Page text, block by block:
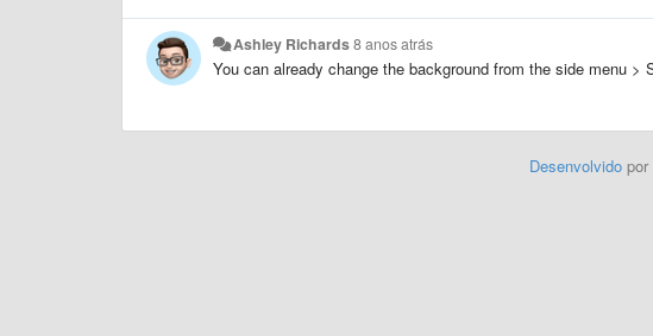
Ashley Richards8 anos atrás
You can already change the background from the side menu
Desenvolvido por